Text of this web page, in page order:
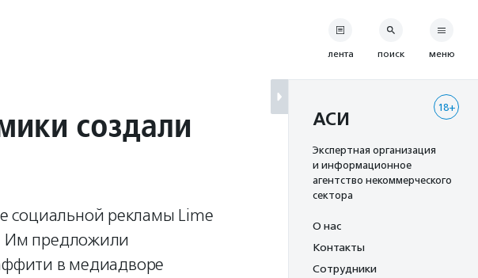
создали
социальной рекламы Lime
Им предложили
в медиадворе
лента поиск меню
18+
АСИ
Экспертная организация
и информационное
агентство некоммерческого
сектора
О нас
Контакты
Сотрудники